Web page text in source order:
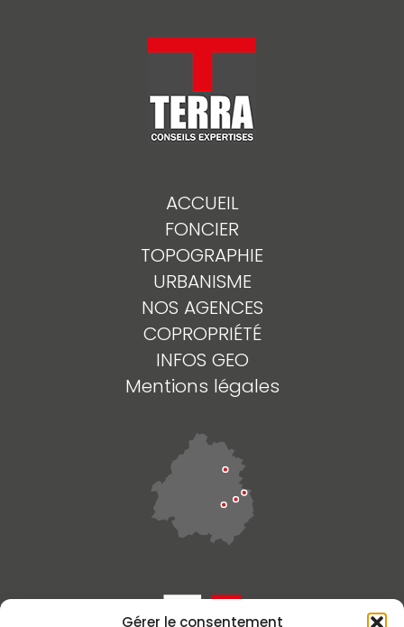
Gérer le consentement
ACCUEIL
FONCIER
TOPOGRAPHIE
URBANISME
NOS AGENCES
COPROPRIÉTÉ
INFOS GEO
Mentions légales